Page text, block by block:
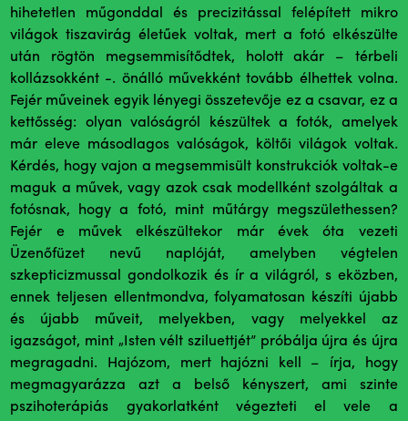
hihetetlen műgonddal és precizitással felépített mikro
világok tiszavirág életűek voltak, mert a fotó elkészülte
után rögtön megsemmisítődtek, holott akár – térbeli
kollázsokként -. önálló művekként tovább élhettek volna.
Fejér műveinek egyik lényegi összetevője ez a csavar, ez a
kettősség: olyan valóságról készültek a fotók, amelyek
már eleve másodlagos valóságok, költői világok voltak.
Kérdés, hogy vajon a megsemmisült konstrukciók voltak-e
maguk a művek, vagy azok csak modellként szolgáltak a
fotósnak, hogy a fotó, mint műtárgy megszülethessen?
Fejér e művek elkészültekor már évek óta vezeti
Üzenőfüzet nevű naplóját, amelyben végtelen
szkepticizmussal gondolkozik és ír a világról, s eközben,
ennek teljesen ellentmondva, folyamatosan készíti újabb
és újabb műveit, melyekben, vagy melyekkel az
igazságot, mint „Isten vélt sziluettjét” próbálja újra és újra
megragadni. Hajózom, mert hajózni kell – írja, hogy
megmagyarázza azt a belső kényszert, ami szinte
pszihoterápiás gyakorlatként végezteti el vele a